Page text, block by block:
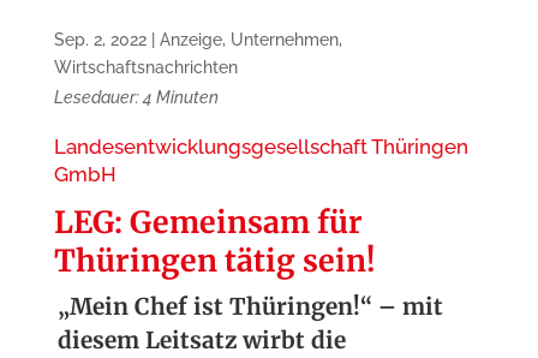
Sep. 2, 2022| Anzeige, Unternehmen,
Wirtschaftsnachrichten
Lesedauer: 4 Minuten
Landesentwicklungsgesellschaft Thüringen
GmbH
LEG: Gemeinsam für
Thüringen tätig sein!
„Mein Chef ist Thüringen!“ – mit
diesem Leitsatz wirbt die